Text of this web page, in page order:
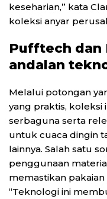
keseharian,” kata
koleksi anyar
Pufftech dan
andalan
Melalui potongan
yang praktis, koleksi
serbaguna serta
untuk cuaca dingin
lainnya. Salah satu
penggunaan
memastikan
“Teknologi ini